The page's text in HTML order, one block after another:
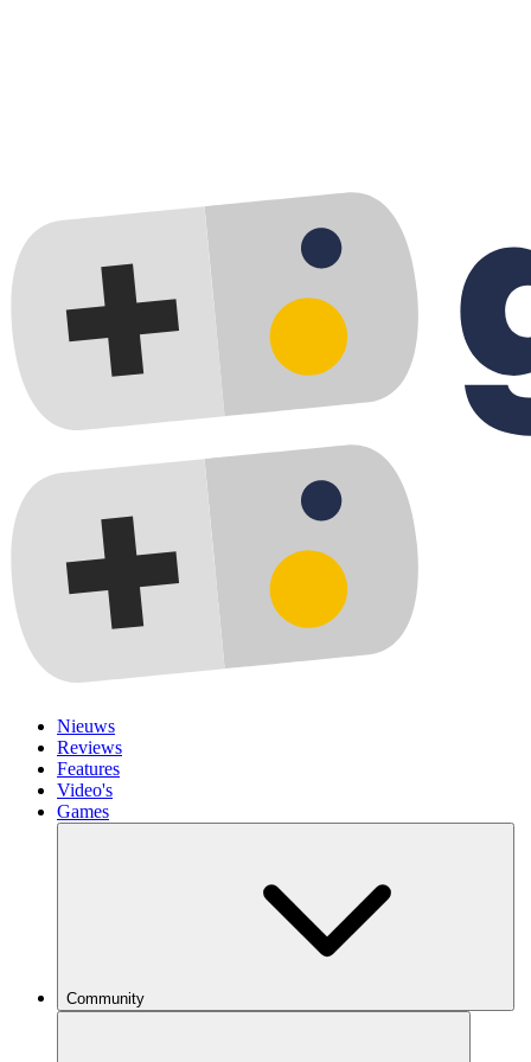
Nieuws
Reviews
Features
Video's
Games
Community